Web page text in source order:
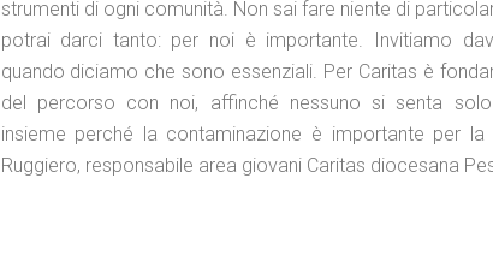
strumenti di ogni comunità. Non sai fare niente di
potrai darci tanto: per noi è importante. Invitiamo
quando diciamo che sono essenziali. Per Caritas è
del percorso con noi, affinché nessuno si senta
insieme perché la contaminazione è importante per la
Ruggiero, responsabile area giovani Caritas diocesana